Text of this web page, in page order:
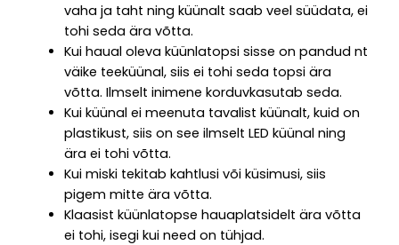
vaha ja taht ning küünalt saab veel süüdata, ei
tohi seda ära võtta.
Kui haual oleva küünlatopsi sisse on pandud nt
väike teeküünal, siis ei tohi seda topsi ära
võtta. Ilmselt inimene korduvkasutab seda.
Kui küünal ei meenuta tavalist küünalt, kuid on
plastikust, siis on see ilmselt LED küünal ning
ära ei tohi võtta.
Kui miski tekitab kahtlusi või küsimusi, siis
pigem mitte ära võtta.
Klaasist küünlatopse hauaplatsidelt ära võtta
ei tohi, isegi kui need on tühjad.